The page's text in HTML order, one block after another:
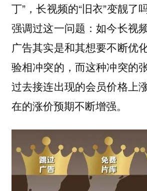
丁”，长视频的“旧衣”变靓了
强调过这一问题：如今长视
广告其实是和其想要不断优
验相冲突的，而这种冲突的
过去接连出现的会员价格上
在的涨价预期不断增强。